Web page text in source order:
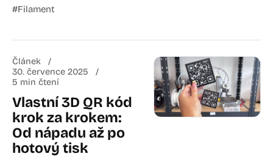
#Filament
Článek
30. července 2025
5 min čtení
Vlastní 3D QR kód
krok za krokem:
Od nápadu až po
hotový tisk